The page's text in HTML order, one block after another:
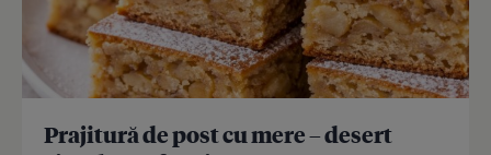
Prajitură de post cu mere – desert